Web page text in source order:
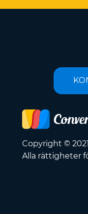
Copyright ©
Alla rättigheter